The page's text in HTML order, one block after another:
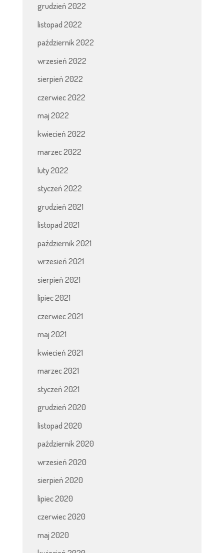
grudzień 2022
listopad 2022
październik 2022
wrzesień 2022
sierpień 2022
czerwiec 2022
maj 2022
kwiecień 2022
marzec 2022
luty 2022
styczeń 2022
grudzień 2021
listopad 2021
październik 2021
wrzesień 2021
sierpień 2021
lipiec 2021
czerwiec 2021
maj 2021
kwiecień 2021
marzec 2021
styczeń 2021
grudzień 2020
listopad 2020
październik 2020
wrzesień 2020
sierpień 2020
lipiec 2020
czerwiec 2020
maj 2020